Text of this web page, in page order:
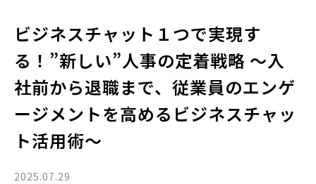
ビジネスチャット１つで実現す
る！”新しい”人事の定着戦略 ～入
社前から退職まで、従業員のエンゲ
ージメントを高めるビジネスチャッ
ト活用術～
2025.07.29